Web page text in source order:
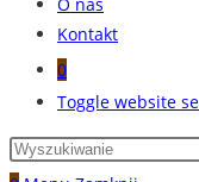
Kontakt
0
Toggle website